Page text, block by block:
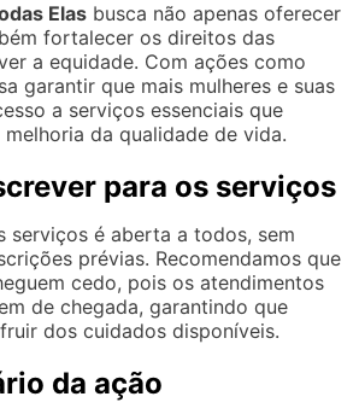
Elas busca não apenas oferecer
fortalecer os direitos das
a equidade. Com ações como
garantir que mais mulheres e suas
a serviços essenciais que
da qualidade de vida.
para os serviços
serviços é aberta a todos, sem
prévias. Recomendamos que
cedo, pois os atendimentos
de chegada, garantindo que
dos cuidados disponíveis.
da ação